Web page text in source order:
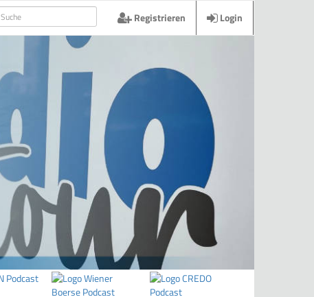
Registrieren Login